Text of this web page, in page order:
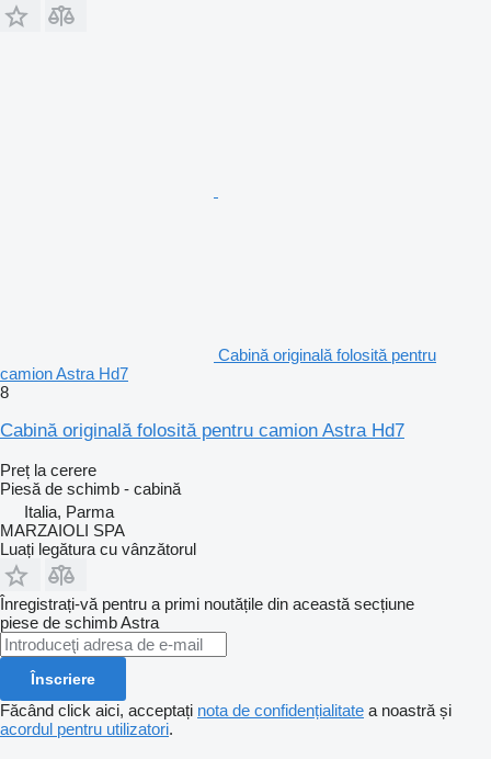
Cabină originală folosită pentru
camion Astra Hd7
8
Cabină originală folosită pentru camion Astra Hd7
Preț la cerere
Piesă de schimb - cabină
Italia, Parma
MARZAIOLI SPA
Luați legătura cu vânzătorul
Înregistrați-vă pentru a primi noutățile din această secțiune
piese de schimbAstra
Înscriere
Făcând click aici, acceptați nota de confidențialitate a noastră și
acordul pentru utilizatori.